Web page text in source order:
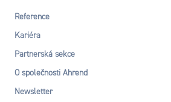
Reference
Kariéra
Partnerská sekce
O společnosti Ahrend
Newsletter